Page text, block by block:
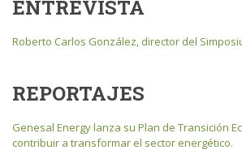
ENTREVISTA
Roberto Carlos González, director del
REPORTAJES
Genesal Energy lanza su Plan de Transición
contribuir a transformar el sector energético.